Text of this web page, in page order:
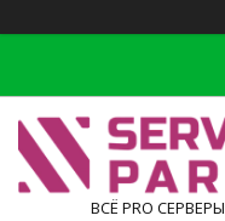
ВСЁ PRO СЕРВЕРЫ